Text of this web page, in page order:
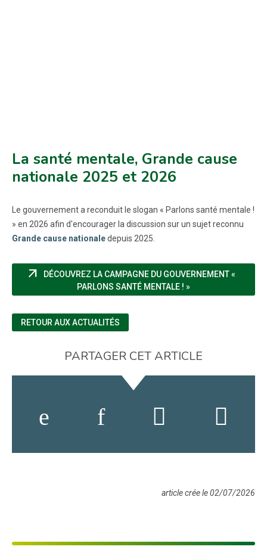
La santé mentale, Grande cause
nationale 2025 et 2026
Le gouvernement a reconduit le slogan « Parlons santé mentale !
» en 2026 afin d'encourager la discussion sur un sujet reconnu
Grande cause nationaledepuis 2025.
arrow_outward
DÉCOUVREZ LA CAMPAGNE DU GOUVERNEMENT «
PARLONS SANTÉ MENTALE ! »(NOUVELLE
RETOUR AUX ACTUALITÉS
PARTAGER CET ARTICLE
article crée le 02/07/2026